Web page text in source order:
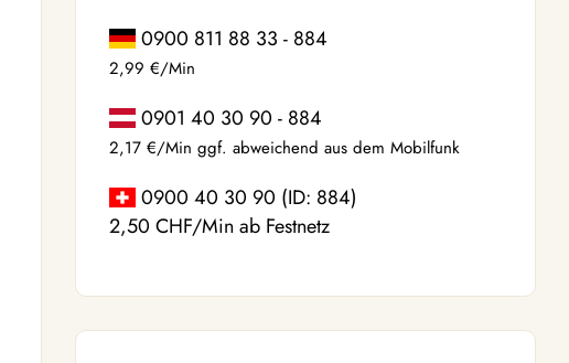
0900 811 88 33 - 884
2,99 €/Min
0901 40 30 90 - 884
2,17 €/Min ggf. abweichend aus dem Mobilfunk
0900 40 30 90 (ID: 884)
2,50 CHF/Min ab Festnetz